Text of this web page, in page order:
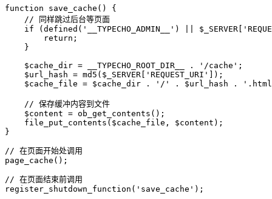
function save_cache() {
    // 同样跳过后台等页面
if (defined('__TYPECHO_ADMIN__') ||
        return;
    }
    $cache_dir = __TYPECHO_ROOT_DIR__ . '/cache';
    $url_hash = md5($_SERVER['REQUEST_URI']);
$cache_file = $cache_dir . '/' . $url_hash .
    // 保存缓冲内容到文件
    $content = ob_get_contents();
    file_put_contents($cache_file, $content);
}
// 在页面开始处调用
page_cache();
// 在页面结束前调用
register_shutdown_function('save_cache');